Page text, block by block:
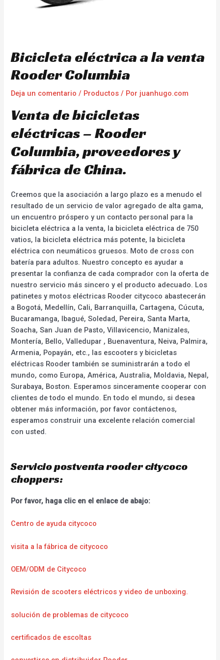
Bicicleta eléctrica a la venta
Rooder Columbia
Deja un comentario / Productos / Por juanhugo.com
Venta de bicicletas
eléctricas – Rooder
Columbia, proveedores y
fábrica de China.
Creemos que la asociación a largo plazo es a menudo el
resultado de un servicio de valor agregado de alta gama,
un encuentro próspero y un contacto personal para la
bicicleta eléctrica a la venta, la bicicleta eléctrica de 750
vatios, la bicicleta eléctrica más potente, la bicicleta
eléctrica con neumáticos gruesos. Moto de cross con
batería para adultos. Nuestro concepto es ayudar a
presentar la confianza de cada comprador con la oferta de
nuestro servicio más sincero y el producto adecuado. Los
patinetes y motos eléctricas Rooder citycoco abastecerán
a Bogotá, Medellín, Cali, Barranquilla, Cartagena, Cúcuta,
Bucaramanga, Ibagué, Soledad, Pereira, Santa Marta,
Soacha, San Juan de Pasto, Villavicencio, Manizales,
Montería, Bello, Valledupar , Buenaventura, Neiva, Palmira,
Armenia, Popayán, etc., las escooters y bicicletas
eléctricas Rooder también se suministrarán a todo el
mundo, como Europa, América, Australia, Moldavia, Nepal,
Surabaya, Boston. Esperamos sinceramente cooperar con
clientes de todo el mundo. En todo el mundo, si desea
obtener más información, por favor contáctenos,
esperamos construir una excelente relación comercial
con usted.
Servicio postventa rooder citycoco
choppers:
Por favor, haga clic en el enlace de abajo:
Centro de ayuda citycoco
visita a la fábrica de citycoco
OEM/ODM de Citycoco
Revisión de scooters eléctricos y video de unboxing.
solución de problemas de citycoco
certificados de escoltas